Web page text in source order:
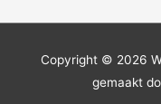
Copyright © 2026
gemaakt